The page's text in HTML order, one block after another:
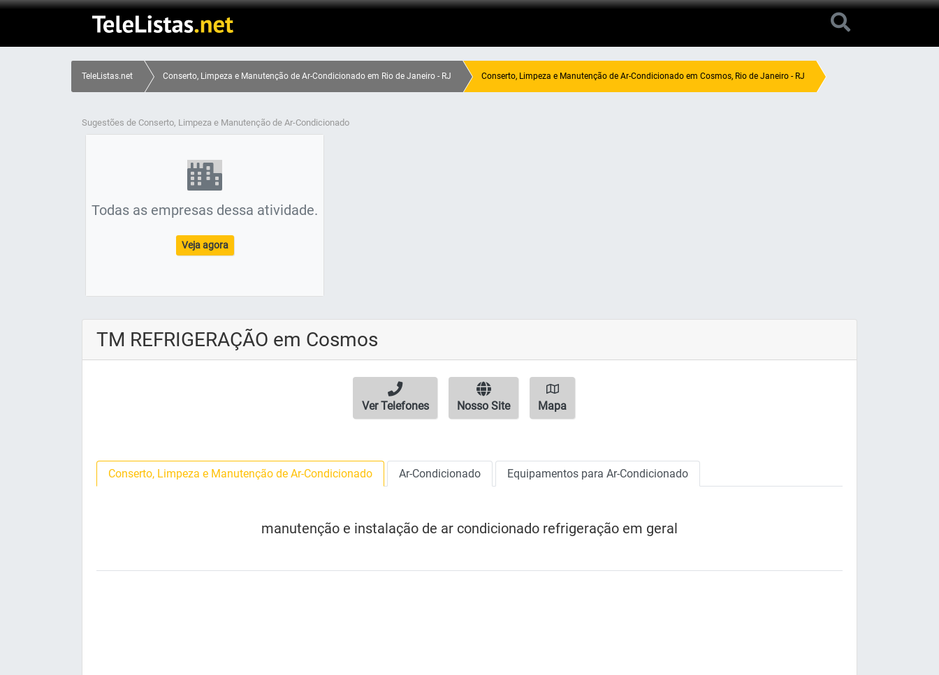
TeleListas.net Conserto, Limpeza e Manutenção de Ar-Condicionado em Rio de Janeiro - RJ Conserto, Limpeza e Manutenção de Ar-Condicionado em Cosmos, Rio de Janeiro - RJ
Sugestões de Conserto, Limpeza e Manutenção de Ar-Condicionado
Todas as empresas dessa atividade.
Veja agora
TM REFRIGERAÇÃO em Cosmos
Ver Telefones Nosso Site Mapa
Conserto, Limpeza e Manutenção de Ar-Condicionado Ar-Condicionado Equipamentos para Ar-Condicionado
manutenção e instalação de ar condicionado refrigeração em geral